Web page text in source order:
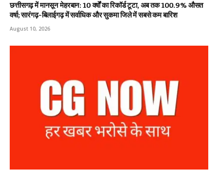
छत्तीसगढ़ में मानसून मेहरबान: 10 वर्षों का रिकॉर्ड टूटा, अब तक 100.9% औसत
वर्षा; सारंगढ़-बिलाईगढ़ में सर्वाधिक और सुकमा जिले में सबसे कम बारिश
August 10, 2026